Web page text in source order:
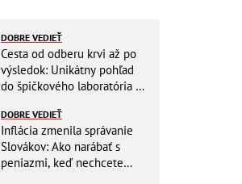
DOBRE VEDIEŤ
Cesta od odberu krvi až po
výsledok: Unikátny pohľad
do špičkového laboratória na
DOBRE VEDIEŤ
Inflácia zmenila správanie
Slovákov: Ako narábať s
peniazmi, keď nechcete